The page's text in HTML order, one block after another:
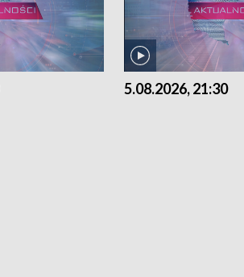
5.08.2026, 21:30